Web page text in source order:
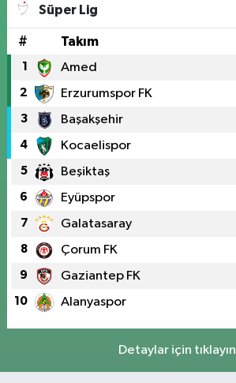
Süper Lig
# Takım
1 Amed
2 Erzurumspor FK
3 Başakşehir
4 Kocaelispor
5 Beşiktaş
6 Eyüpspor
7 Galatasaray
8 Çorum FK
9 Gaziantep FK
10 Alanyaspor
Detaylar için tıklayın